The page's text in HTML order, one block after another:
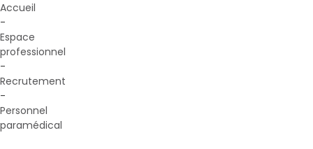
Accueil
-
Espace
professionnel
-
Recrutement
-
Personnel
paramédical